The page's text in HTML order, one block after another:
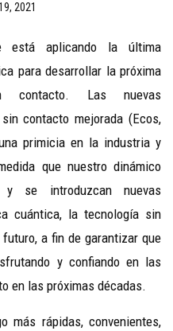
2021
está aplicando la última
para desarrollar la próxima
contacto. Las nuevas
contacto mejorada (Ecos,
primicia en la industria y
que nuestro dinámico
y se introduzcan nuevas
cuántica, la tecnología sin
a fin de garantizar que
y confiando en las
en las próximas décadas.
más rápidas, convenientes,